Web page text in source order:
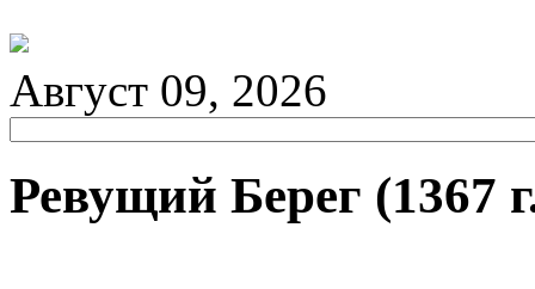
Август 09, 2026
Ревущий Берег (1367